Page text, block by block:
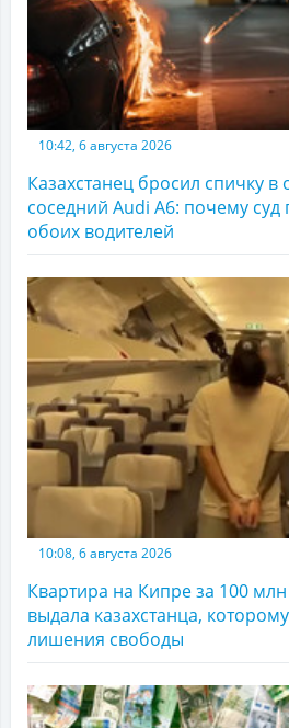
10:42, 6 августа 2026
Казахстанец бросил спичку в
соседний Audi A6: почему
обоих водителей
10:08, 6 августа 2026
Квартира на Кипре за 100 млн
выдала казахстанца,
лишения свободы